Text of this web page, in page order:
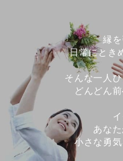
縁
日常にとき
そんな一人
どんどん
あな
小さな勇